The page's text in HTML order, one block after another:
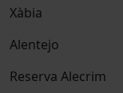
Xàbia
Alentejo
Reserva Alecrim